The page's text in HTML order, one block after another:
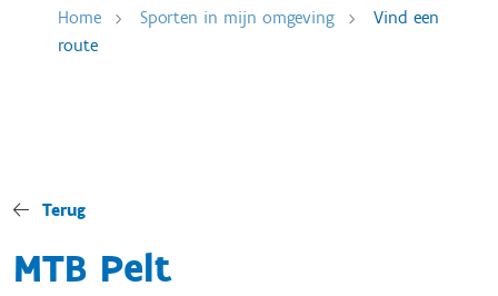
Home Sporten in mijn omgeving
Vind een
route
Terug
MTB Pelt